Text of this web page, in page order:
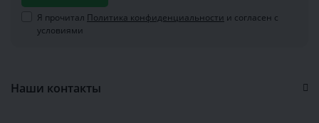
Я прочитал Политика конфиденциальности и согласен с
условиями
Наши контакты